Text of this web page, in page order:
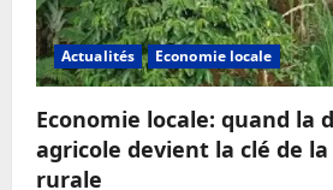
Actualités Economie locale
Economie locale: quand la
agricole devient la clé de
rurale